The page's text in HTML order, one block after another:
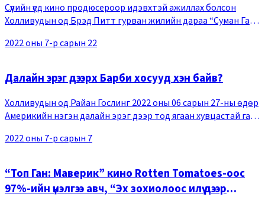
Сүүлийн үед кино продюсероор идэвхтэй ажиллах болсон
Холливудын од Брэд Питт гурван жилийн дараа “Суман Галт
захиалгат даалгавар биелүүлэхийн
2022 оны 7-р сарын 22
Далайн эрэг дээрх Барби хосууд хэн байв?
Холливудын од Райан Гослинг 2022 оны 06 сарын 27-ны өдөр
Америкийн нэгэн далайн эрэг дээр тод ягаан хувцастай гарч
Роббитой хамт дугуйтай тэшүүрээр гул
2022 оны 7-р сарын 7
“Топ Ган: Маверик” кино Rotten Tomatoes-оос
97%-ийн үнэлгээ авч, “Эх зохиолоос илүү дээр